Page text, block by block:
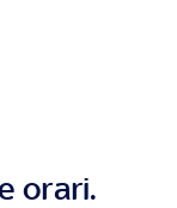
orari.